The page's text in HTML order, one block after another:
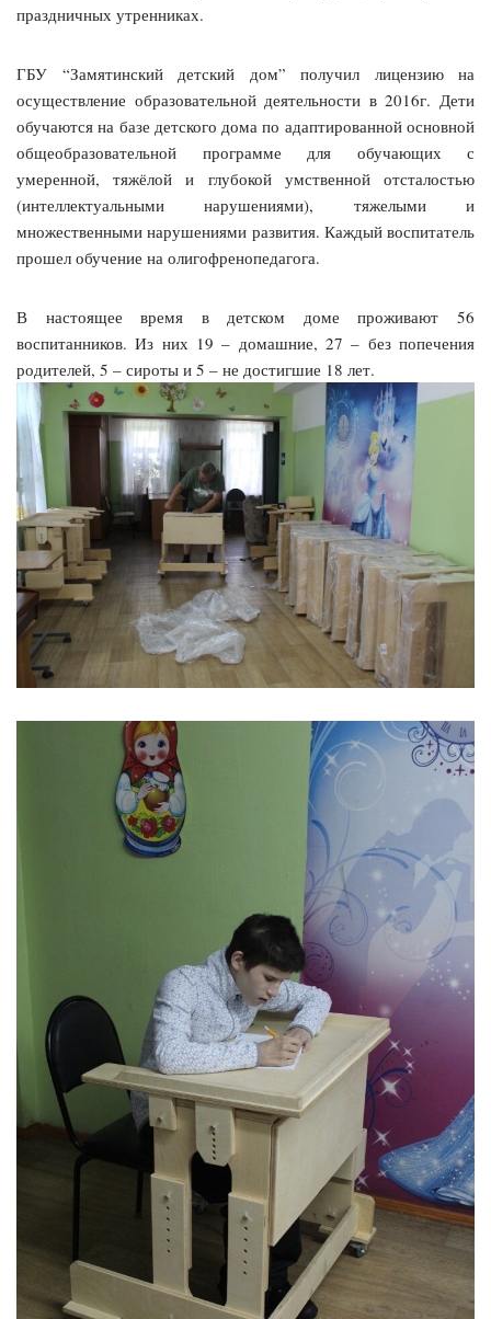
праздничных утренниках.
ГБУ “Замятинский детский дом” получил лицензию на
осуществление образовательной деятельности в 2016г. Дети
обучаются на базе детского дома по адаптированной основной
общеобразовательной программе для обучающих с
умеренной, тяжёлой и глубокой умственной отсталостью
(интеллектуальными нарушениями), тяжелыми и
множественными нарушениями развития. Каждый воспитатель
прошел обучение на олигофренопедагога.
В настоящее время в детском доме проживают 56
воспитанников. Из них 19 – домашние, 27 – без попечения
родителей, 5 – сироты и 5 – не достигшие 18 лет.